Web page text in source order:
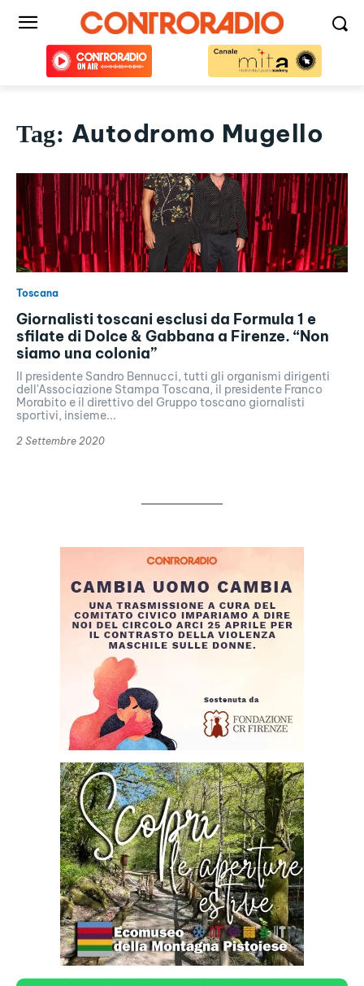
Tag: Autodromo Mugello
Toscana
Giornalisti toscani esclusi da Formula 1 e
sfilate di Dolce & Gabbana a Firenze. “Non
siamo una colonia”
Il presidente Sandro Bennucci, tutti gli organismi dirigenti
dell'Associazione Stampa Toscana, il presidente Franco
Morabito e il direttivo del Gruppo toscano giornalisti
sportivi, insieme...
2 Settembre 2020